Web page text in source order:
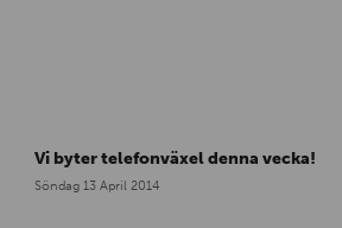
Vi byter telefonväxel denna vecka!
Söndag 13 April 2014